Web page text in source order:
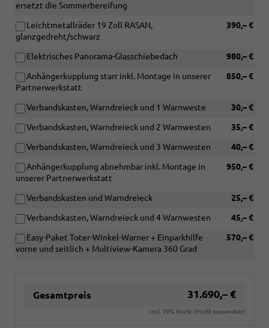
ersetzt die Sommerbereifung
390,– €
Leichtmetallräder 19 Zoll RASAN,
glanzgedreht/schwarz
980,– €
Elektrisches Panorama-Glasschiebedach
850,– €
Anhängerkupplung starr inkl. Montage in unserer
Partnerwerkstatt
30,– €
Verbandskasten, Warndreieck und 1 Warnweste
35,– €
Verbandskasten, Warndreieck und 2 Warnwesten
40,– €
Verbandskasten, Warndreieck und 3 Warnwesten
950,– €
Anhängerkupplung abnehmbar inkl. Montage in
unserer Partnerwerkstatt
25,– €
Verbandskasten und Warndreieck
45,– €
Verbandskasten, Warndreieck und 4 Warnwesten
570,– €
Easy-Paket Toter-Winkel-Warner + Einparkhilfe
vorne und seitlich + Multiview-Kamera 360 Grad
Gesamtpreis 31.690,– €
incl. 19% MwSt. (MwSt ausweisbar)